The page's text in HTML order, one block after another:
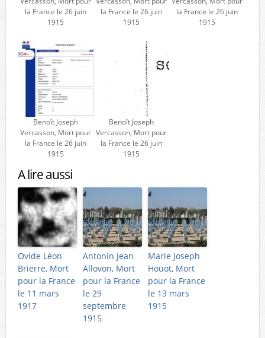
la France le 26 juin
1915
la France le 26 juin
1915
la France le 26 juin
1915
Benoît Joseph
Vercasson, Mort pour
la France le 26 juin
1915
Benoît Joseph
Vercasson, Mort pour
la France le 26 juin
1915
A lire aussi
Ovide Léon
Brierre, Mort
pour la France
le 11 mars
1917
Antonin Jean
Allovon, Mort
pour la France
le 29
septembre
1915
Marie Joseph
Houot, Mort
pour la France
le 13 mars
1915